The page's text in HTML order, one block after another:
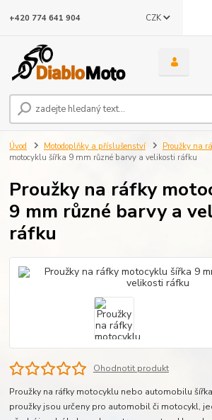
CZK
+420 774 641 904
Úvod Motodoplňky a příslušenství Proužky na
motocyklu šířka 9 mm různé barvy a velikosti ráfku
Proužky na ráfky
9 mm různé barvy a
ráfku
Ohodnotit produkt
Proužky na ráfky motocyklu nebo automobilu
proužky jsou určeny pro automobil či motocykl,